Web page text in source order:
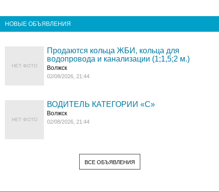
НОВЫЕ ОБЪЯВЛЕНИЯ
НЕТ ФОТО
Продаются кольца ЖБИ, кольца для
водопровода и канализации (1;1,5;2 м.)
Волжск
02/08/2026, 21:44
НЕТ ФОТО
ВОДИТЕЛЬ КАТЕГОРИИ «C»
Волжск
02/08/2026, 21:44
ВСЕ ОБЪЯВЛЕНИЯ